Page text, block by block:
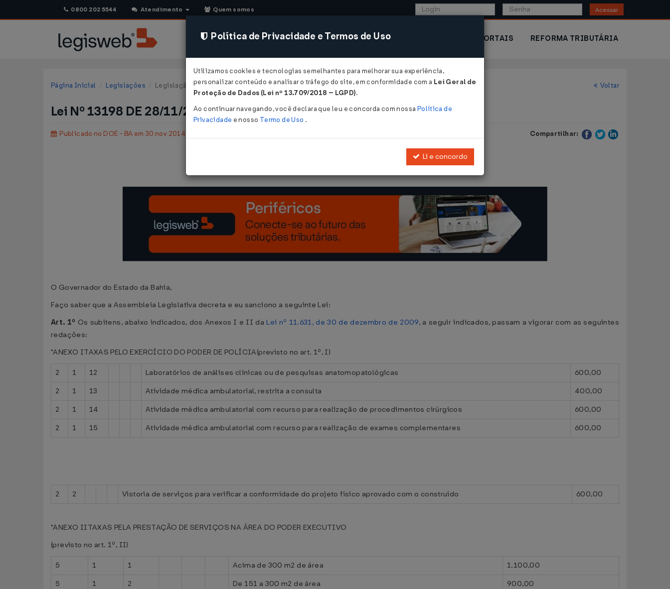
0800 202 5544 Atendimento Quem somos Acessar
CONSULTORIA SISTEMAS COMÉRCIO EXTERIOR PORTAIS REFORMA TRIBUTÁRIA
Página Inicial Legislações Legislação Estadual - Bahia Voltar
Lei Nº 13198 DE 28/11/2014
Publicado no DOE - BA em 30 nov 2014 Compartilhar:
Lei nº 11.631, de 30 de dezembro de 2009.
O Governador do Estado da Bahia,
Faço saber que a Assembleia Legislativa decreta e eu sanciono a seguinte Lei:
Art. 1º Os subitens, abaixo indicados, dos Anexos I e II da Lei nº 11.631, de 30 de dezembro de 2009, a seguir indicados, passam a vigorar com as seguintes
redações:
"ANEXO ITAXAS PELO EXERCÍCIO DO PODER DE POLÍCIA(previsto no art. 1º, I)
2 1 12 Laboratórios de análises clínicas ou de pesquisas anatomopatológicas
600,00
2
1 13 Atividade médica ambulatorial, restrita a consulta
400,00
2
1 14 Atividade médica ambulatorial com recurso para realização de procedimentos cirúrgicos
600,00
2
1 15 Atividade médica ambulatorial com recurso para realização de exames complementares 600,00
2 2 Vistoria de serviços para verificar a conformidade do projeto físico aprovado com o construído 600,00
"ANEXO IITAXAS PELA PRESTAÇÃO DE SERVIÇOS NA ÁREA DO PODER EXECUTIVO
(previsto no art. 1º, II)
5 1 1 Acima de 300 m2 de área
1.100,00
5
1 2 De 151 a 300 m2 de área
900,00
Política de Privacidade e Termos de Uso
Utilizamos cookies e tecnologias semelhantes para melhorar sua experiência,
personalizar conteúdo e analisar o tráfego do site, em conformidade com a Lei Geral de
Proteção de Dados (Lei nº 13.709/2018 – LGPD).
Ao continuar navegando, você declara que leu e concorda com nossa Política de
Privacidade e nosso Termo de Uso .
Li e concordo